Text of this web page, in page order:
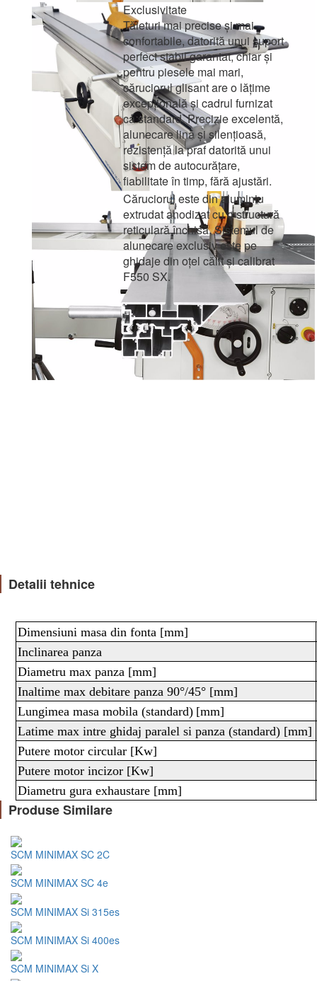
Exclusivitate
Tăieturi mai precise și mai
confortabile, datorită unui suport
perfect stabil garantat, chiar și
pentru piesele mai mari,
căruciorul glisant are o lățime
excepțională și cadrul furnizat
ca standard. Precizie excelentă,
alunecare lină și silențioasă,
rezistență la praf datorită unui
sistem de autocurățare,
fiabilitate în timp, fără ajustări.
Căruciorul este din aluminiu
extrudat anodizat cu o structură
reticulară închisă. Sistemul de
alunecare exclusiv este pe
ghidaje din oțel călit și calibrat
F550 SX.
Detalii tehnice
Dimensiuni masa din fonta [mm]
Inclinarea panza
Diametru max panza [mm]
Inaltime max debitare panza 90°/45° [mm]
Lungimea masa mobila (standard) [mm]
Latime max intre ghidaj paralel si panza (standard) [mm]
Putere motor circular [Kw]
Putere motor incizor [Kw]
Diametru gura exhaustare [mm]
Produse Similare
SCM MINIMAX SC 2C
SCM MINIMAX SC 4e
SCM MINIMAX Si 315es
SCM MINIMAX Si 400es
SCM MINIMAX Si X